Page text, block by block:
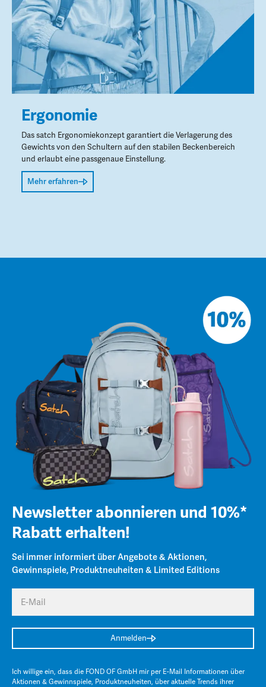
Ergonomie
Das satch Ergonomiekonzept garantiert die Verlagerung des
Gewichts von den Schultern auf den stabilen Beckenbereich
und erlaubt eine passgenaue Einstellung.
Mehr erfahren
Newsletter abonnieren und 10%*
Rabatt erhalten!
Sei immer informiert über Angebote & Aktionen,
Gewinnspiele, Produktneuheiten & Limited Editions
E-Mail
Anmelden
Ich willige ein, dass die FOND OF GmbH mir per E-Mail Informationen über
Aktionen & Gewinnspiele, Produktneuheiten, über aktuelle Trends ihrer